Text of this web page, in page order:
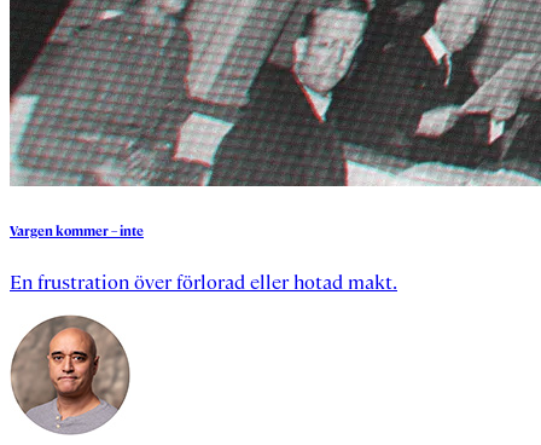
Vargenkommer–inte
En frustration över förlorad eller hotad makt.